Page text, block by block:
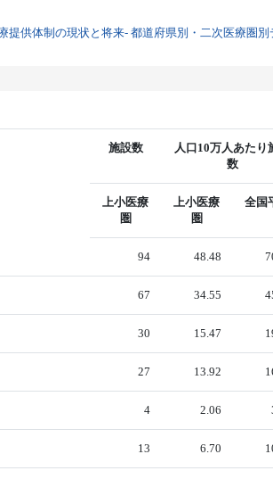
提供体制の現状と将来- 都道府県別・二次医療圏
施設数
人口10万人あたり
数
上小医療
圏
上小医療
圏
全国
94 48.48
67 34.55
30 15.47
27 13.92
4 2.06
13 6.70